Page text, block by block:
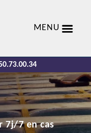
MENU
7j/7 en cas